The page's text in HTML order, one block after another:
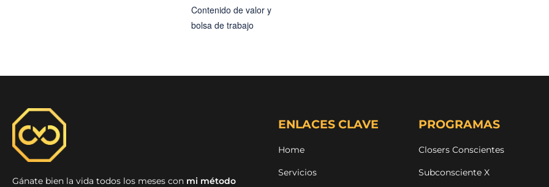
Contenido de valor y
bolsa de trabajo
Gánate bien la vida todos los meses con mi método
ENLACES CLAVE
Home
Servicios
PROGRAMAS
Closers Conscientes
Subconsciente X